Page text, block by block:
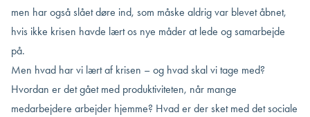
men har også slået døre ind, som måske aldrig var blevet åbnet,
hvis ikke krisen havde lært os nye måder at lede og samarbejde
på.
Men hvad har vi lært af krisen – og hvad skal vi tage med?
Hvordan er det gået med produktiviteten, når mange
medarbejdere arbejder hjemme? Hvad er der sket med det sociale